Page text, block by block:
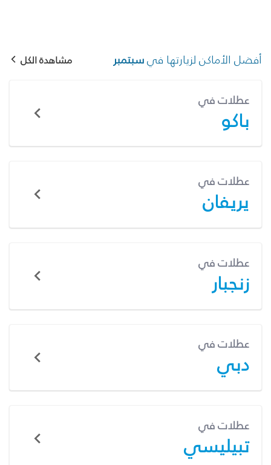
أفضل الأماكن لزيارتها فيسبتمبر مشاهدة الكل
عطلات في
باكو
عطلات في
يريفان
عطلات في
زنجبار
عطلات في
دبي
عطلات في
تبيليسي